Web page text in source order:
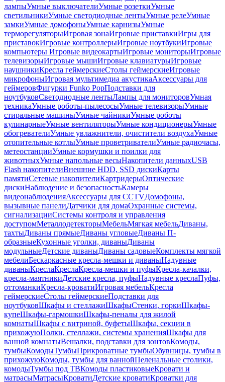
лампыУмные выключателиУмные розеткиУмные
светильникиУмные светодиодные лентыУмные релеУмные
замкиУмные домофоныУмные карнизыУмные
терморегуляторыИгровая зонаИгровые приставкиИгры для
приставокИгровые контроллерыИгровые ноутбукиИгровые
компьютеры Игровые видеокартыИгровые мониторыИгровые
телевизорыИгровые мышиИгровые клавиатурыИгровые
наушникиКресла геймерскиеСтолы геймерскиеИгровые
микрофоныИгровая мультимедиа акустикаАксессуары для
геймеровФигурки Funko PopПодставки для
ноутбуковСветодиодные лентыЛампы для мониторовУмная
техникаУмные роботы-пылесосыУмные телевизорыУмные
стиральные машиныУмные чайникиУмные роботы
кулинарныеУмные вентиляторыУмные кондиционерыУмные
обогревателиУмные увлажнители, очистители воздухаУмные
отопительные котлыУмные проветривателиУмные радиочасы,
метеостанцииУмные кормушки и поилки для
животныхУмные напольные весыНакопители данныхUSB
Flash накопителиВнешние HDD, SSD дискиКарты
памятиСетевые накопителиКартридерыОптические
дискиНаблюдение и безопасностьКамеры
видеонаблюденияАксессуары для CCTVДомофоны,
вызывные панелиДатчики для домаОхранные системы,
сигнализацииСистемы контроля и управления
доступомМеталлодетекторыМебельМягкая мебельДиваны,
тахтыДиваны прямыеДиваны угловыеДиваны П-
образныеКухонные уголки, диваныДиваны
модульныеДетские диваныДиваны садовыеКомплекты мягкой
мебелиБескаркасные кресла-мешки и диваныНадувные
диваныКреслаКреслаКресла-мешки и пуфыКресла-качалки,
кресла-маятникиДетские кресла, пуфыНадувные креслаПуфы,
оттоманкиКресла-кроватиИгровая мебельКресла
геймерскиеСтолы геймерскиеПодставки для
ноутбуковШкафы и стеллажиШкафыСтенки, горкиШкафы-
купеШкафы-гармошкиШкафы-пеналы для жилой
комнатыШкафы с витриной, буфетыШкафы, секции в
прихожуюПолки, стеллажи, системы храненияШкафы для
ванной комнатыВешалки, подставки для зонтовКомоды,
тумбыКомодыТумбыПрикроватные тумбыОбувницы, тумбы в
прихожуюКомоды, тумбы для ваннойПеленальные столики,
комодыТумбы под ТВКомоды пластиковыеКровати и
матрасыМатрасыКроватиДетские кроватиКроватки для